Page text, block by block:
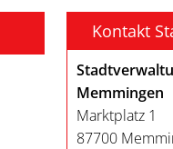
Kontakt
Memmingen
Marktplatz 1
87700